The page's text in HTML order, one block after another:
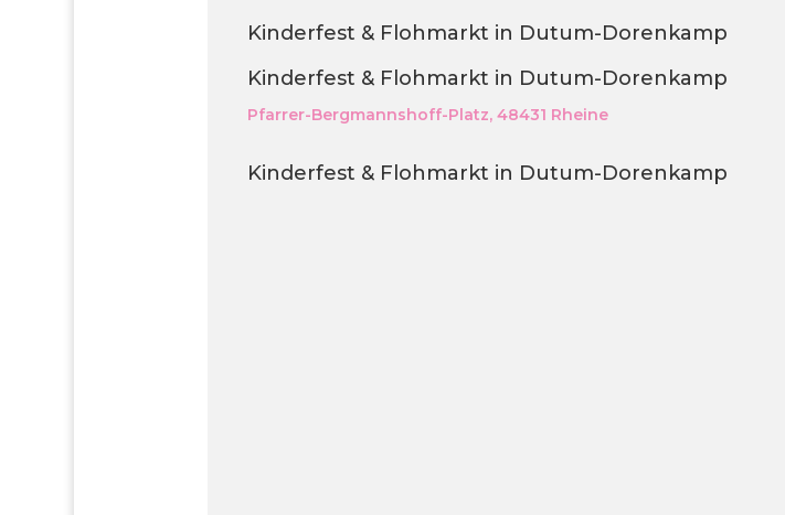
Kinderfest & Flohmarkt in Dutum-Dorenkamp
Kinderfest & Flohmarkt in Dutum-Dorenkamp
Pfarrer-Bergmannshoff-Platz, 48431 Rheine
Kinderfest & Flohmarkt in Dutum-Dorenkamp